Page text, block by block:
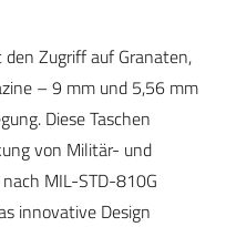
den Zugriff auf Granaten,
– 9 mm und 5,56 mm
Diese Taschen
von Militär- und
MIL-STD-810G
innovative Design